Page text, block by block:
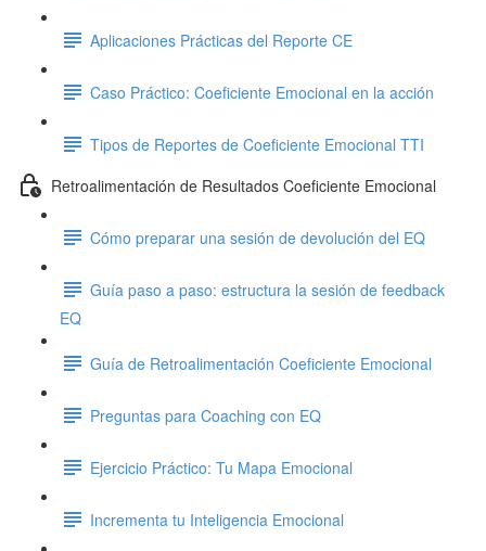
Aplicaciones Prácticas del Reporte CE
Caso Práctico: Coeficiente Emocional en la acción
Tipos de Reportes de Coeficiente Emocional TTI
Retroalimentación de Resultados Coeficiente Emocional
Cómo preparar una sesión de devolución del EQ
Guía paso a paso: estructura la sesión de feedback
EQ
Guía de Retroalimentación Coeficiente Emocional
Preguntas para Coaching con EQ
Ejercicio Práctico: Tu Mapa Emocional
Incrementa tu Inteligencia Emocional